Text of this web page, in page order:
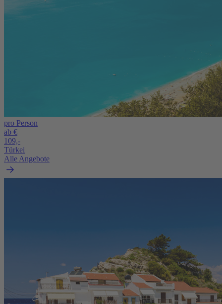
pro Person
ab €
109,-
Türkei
Alle Angebote